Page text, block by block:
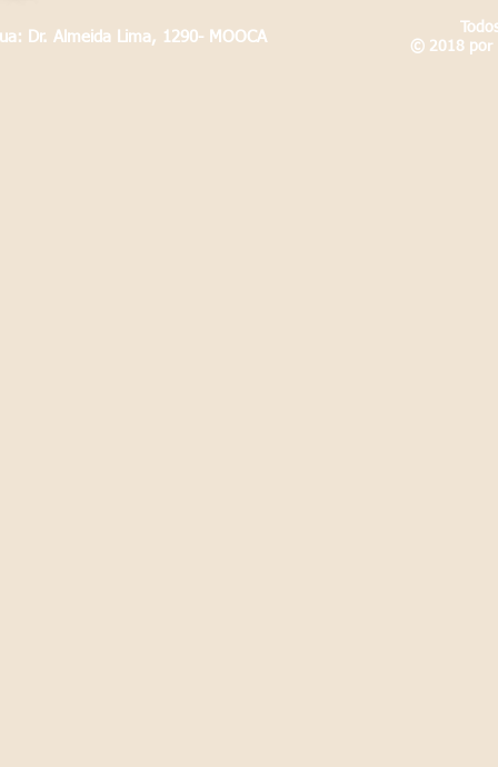
Dr. Almeida Lima, 1290- MOOCA
© 2018 por